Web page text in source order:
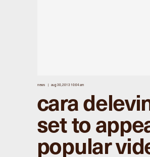
news aug 30, 2013 10:04 am
cara
set to
popular